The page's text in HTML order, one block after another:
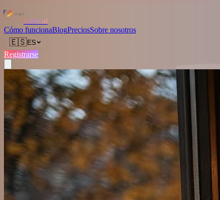
Love.nl
Cómo funcionaBlogPreciosSobre nosotros
🇪🇸ES
Registrarse